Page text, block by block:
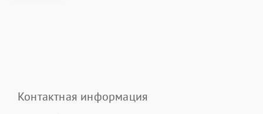
Контактная информация